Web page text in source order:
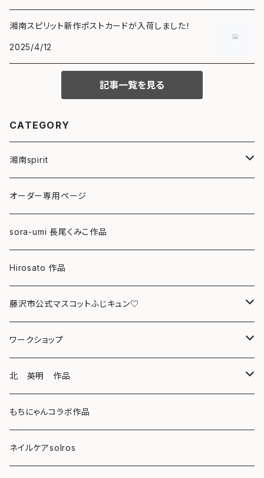
湘南スピリット新作ポストカードが入荷しました！
2025/4/12
記事一覧を見る
CATEGORY
湘南spirit
ポストカード
グリーティングカード
クリアファイル
マグカップ
スマホケース
キーホルダー
バッグ
Tシャツ
オーダー専用ページ
sora-umi 長尾くみこ作品
Hirosato 作品
藤沢市公式マスコットふじキュン♡
クリアファイル
ボールペン
キーホルダー
マグネット
ワークショップ
海レジンアートボード
レジンチャーム
サンキャッチャー
北 英明 作品
ポストカード
もちにゃんコラボ作品
ネイルケアsolros